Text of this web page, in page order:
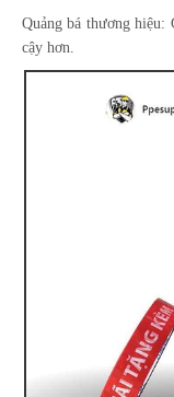
Quảng bá thương hiệu:
cậy hơn.